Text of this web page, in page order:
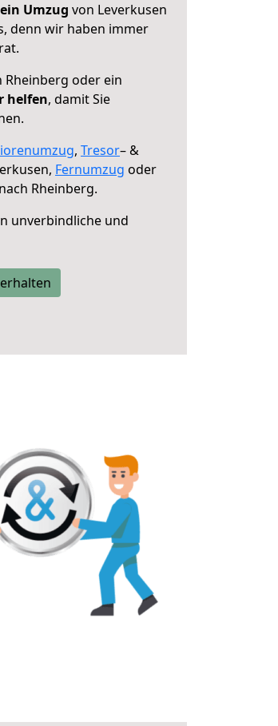
Umzug von Leverkusen
denn wir haben immer
Rheinberg oder ein
helfen, damit Sie
, Tresor– &
Fernumzug oder
Rheinberg.
unverbindliche und